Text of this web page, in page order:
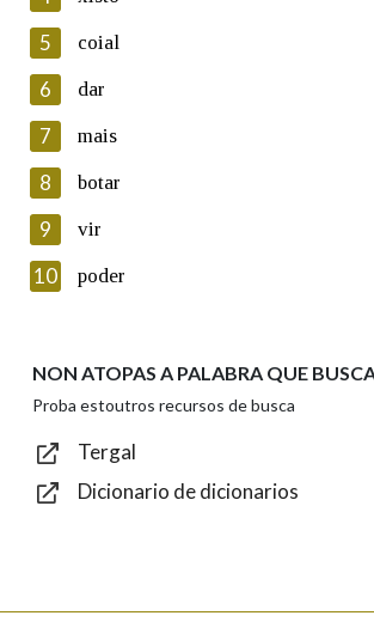
Lin e acepto as condicións da política
Introduce o código que aparece na imaxe:
Texto de verificación
Enviar
5 coial
6 dar
7 mais
8 botar
9 vir
10 poder
NON ATOPAS A PALABRA QUE
Proba estoutros recursos de busca
Tergal
Dicionario de dicionarios